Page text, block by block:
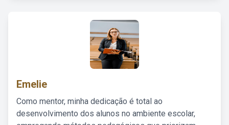
Emelie
Como mentor, minha dedicação é total ao
desenvolvimento dos alunos no ambiente escolar,